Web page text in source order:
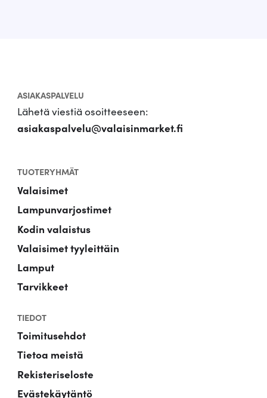
ASIAKASPALVELU
Lähetä viestiä osoitteeseen:
asiakaspalvelu@valaisinmarket.fi
TUOTERYHMÄT
Valaisimet
Lampunvarjostimet
Kodin valaistus
Valaisimet tyyleittäin
Lamput
Tarvikkeet
TIEDOT
Toimitusehdot
Tietoa meistä
Rekisteriseloste
Evästekäytäntö